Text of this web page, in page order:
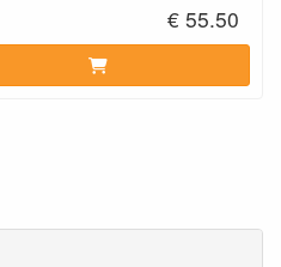
€ 55.50